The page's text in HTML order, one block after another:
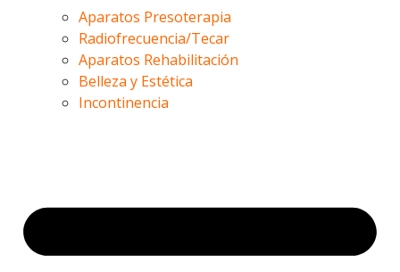
Aparatos Presoterapia
Radiofrecuencia/Tecar
Aparatos Rehabilitación
Belleza y Estética
Incontinencia